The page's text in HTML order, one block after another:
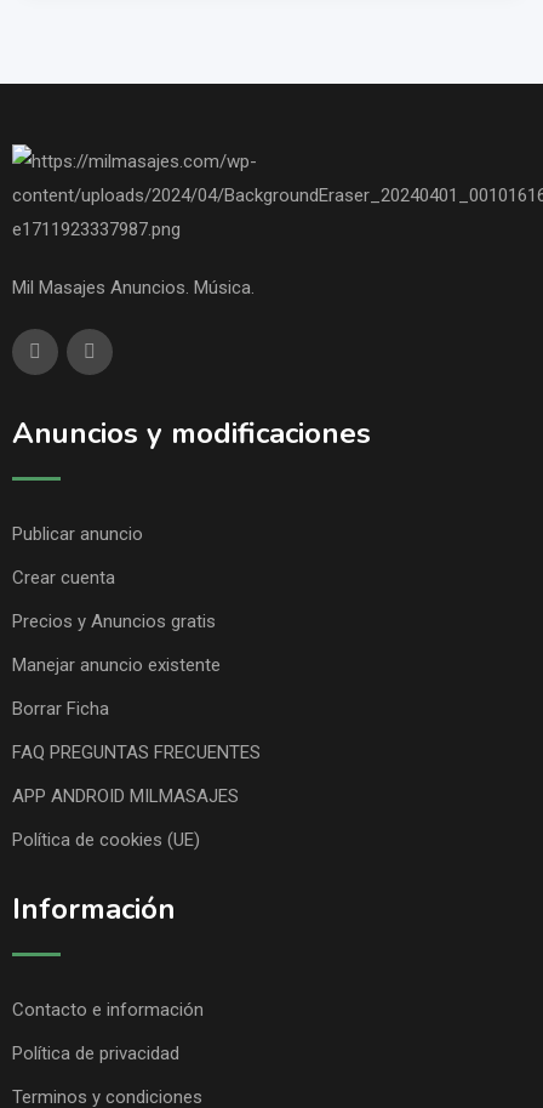
Mil Masajes Anuncios. Música.
Anuncios y modificaciones
Publicar anuncio
Crear cuenta
Precios y Anuncios gratis
Manejar anuncio existente
Borrar Ficha
FAQ PREGUNTAS FRECUENTES
APP ANDROID MILMASAJES
Política de cookies (UE)
Información
Contacto e información
Política de privacidad
Terminos y condiciones